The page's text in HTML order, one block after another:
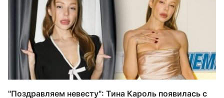
"Поздравляем невесту": Тина Кароль появилась с